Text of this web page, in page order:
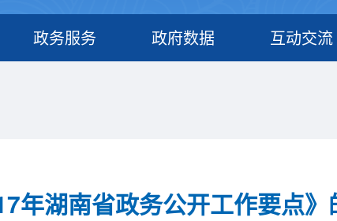
政务服务 政府数据 互动交流
年湖南省政务公开工作要点》